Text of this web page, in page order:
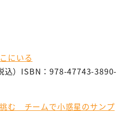
にいる
込）ISBN：978-47743-3890-
む チームで小惑星のサンプ